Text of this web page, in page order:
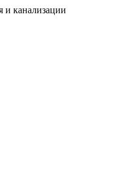
и канализации